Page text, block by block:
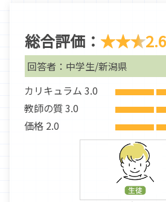
総合評価： ★★★2.6
回答者：中学生/新潟県
カリキュラム 3.0
教師の質 3.0
価格 2.0